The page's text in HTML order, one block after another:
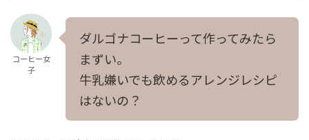
コーヒー女
子
ダルゴナコーヒーって作ってみたら
まずい。
牛乳嫌いでも飲めるアレンジレシピ
はないの？